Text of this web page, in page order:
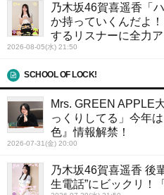
乃木坂46賀喜遥香「
か持っていくんだよ
するリスナーに全力ア
2026-08-05(水) 21:50
SCHOOL OF LOCK!
Mrs. GREEN APPLE
っくりしてる」今年
色』情報解禁！
2026-07-31(金) 20:00
乃木坂46賀喜遥香 後
生電話”にビックリ！